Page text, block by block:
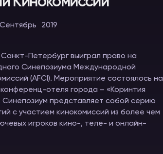
системы
Сентябрь 2019
Петербург выиграл право на
Синепозиума Международной
(AFCI). Мероприятие состоялось на
отеля города – «Коринтия
представляет собой серию
с участием кинокомиссий из более чем
игроков кино-, теле- и онлайн-